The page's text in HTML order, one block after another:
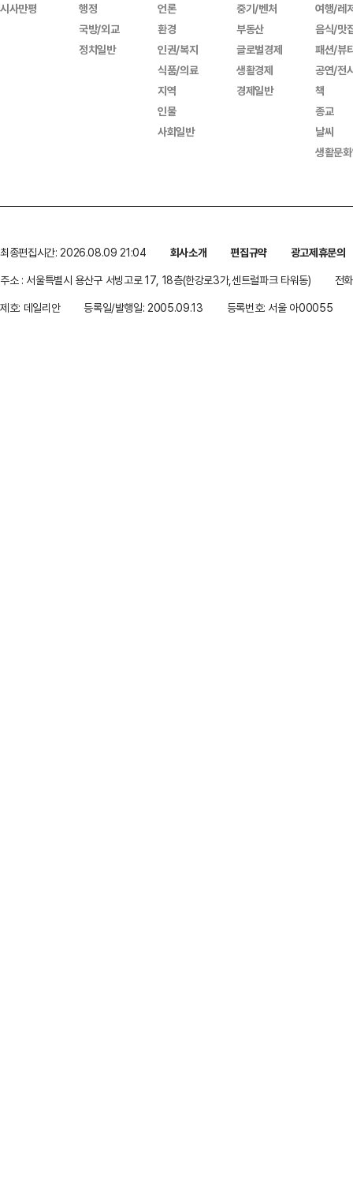
시사만평
행정
국방/외교
정치일반
언론
환경
인권/복지
식품/의료
지역
인물
사회일반
중기/벤처
부동산
글로벌경제
생활경제
경제일반
여행/레
음식/맛
패션/뷰
공연/전
책
종교
날씨
생활문
최종편집시간: 2026.08.09 21:04 회사소개 편집규약
광고제휴문의
주소 : 서울특별시 용산구 서빙고로 17, 18층(한강로3가,센트럴파크 타워동)
전
제호: 데일리안
등록일/발행일: 2005.09.13 등록번호: 서울 아00055